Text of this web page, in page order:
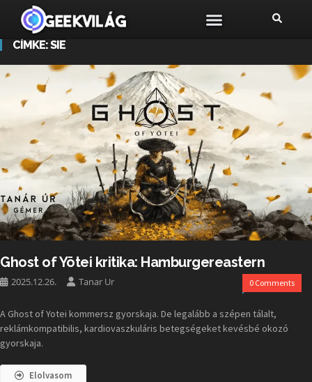
CÍMKE:SIE
Ghost of Yōtei kritika: Hamburgereastern
2025.12.26. Tanar Ur 0 Comments
A Ghost of Yotei kommersz gyorskaja. De legalább a szépen tálalt,
reklámkompatibilis, kardiovaszkuláris betegségeket kevésbé okozó
gyorskaja.
Elolvasom